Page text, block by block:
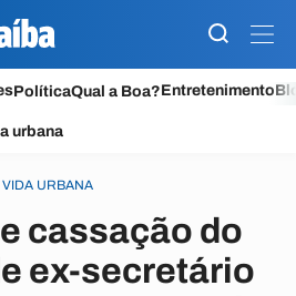
PolíticaQual a Boa?Entretenimento
urbana
VIDA URBANA
cassação do
ex-secretário